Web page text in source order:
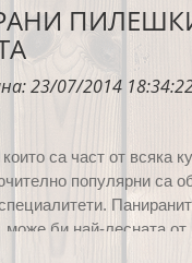
23/07/2014
са част от всяка
популярни са
може би най-лесната от
а с вкуса им ще